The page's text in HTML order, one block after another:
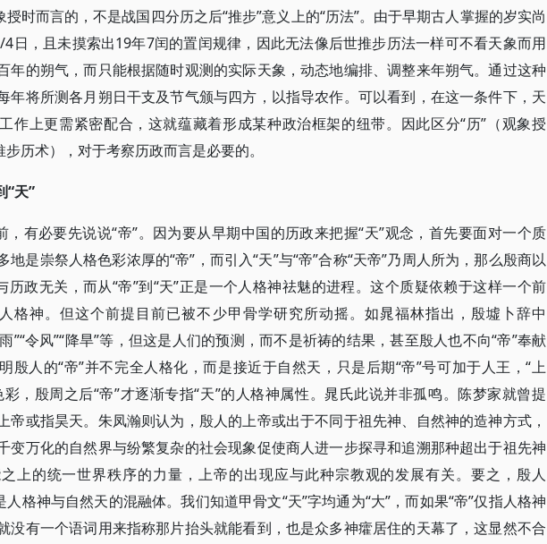
授时而言的，不是战国四分历之后“推步”意义上的“历法”。由于早期古人掌握的岁实尚
日，且未摸索出19年7闰的置闰规律，因此无法像后世推步历法一样可不看天象而用
年的朔气，而只能根据随时观测的实际天象，动态地编排、调整来年朔气。通过这种
年将所测各月朔日干支及节气颁与四方，以指导农作。可以看到，在这一条件下，天
作上更需紧密配合，这就蕴藏着形成某种政治框架的纽带。因此区分“历”（观象授
步历术），对于考察历政而言是必要的。
“天”
，有必要先说说“帝”。因为要从早期中国的历政来把握“天”观念，首先要面对一个质
地是崇祭人格色彩浓厚的“帝”，而引入“天”与“帝”合称“天帝”乃周人所为，那么殷商以
历政无关，而从“帝”到“天”正是一个人格神祛魅的进程。这个质疑依赖于这样一个前
格神。但这个前提目前已被不少甲骨学研究所动摇。如晁福林指出，殷墟卜辞中
”“令风”“降旱”等，但这是人们的预测，而不是祈祷的结果，甚至殷人也不向“帝”奉献
殷人的“帝”并不完全人格化，而是接近于自然天，只是后期“帝”号可加于人王，“上
，殷周之后“帝”才逐渐专指“天”的人格神属性。晁氏此说并非孤鸣。陈梦家就曾提
帝或指昊天。朱凤瀚则认为，殷人的上帝或出于不同于祖先神、自然神的造神方式，
变万化的自然界与纷繁复杂的社会现象促使商人进一步探寻和追溯那种超出于祖先神
上的统一世界秩序的力量，上帝的出现应与此种宗教观的发展有关。要之，殷人
人格神与自然天的混融体。我们知道甲骨文“天”字均通为“大”，而如果“帝”仅指人格神
没有一个语词用来指称那片抬头就能看到，也是众多神癨居住的天幕了，这显然不合